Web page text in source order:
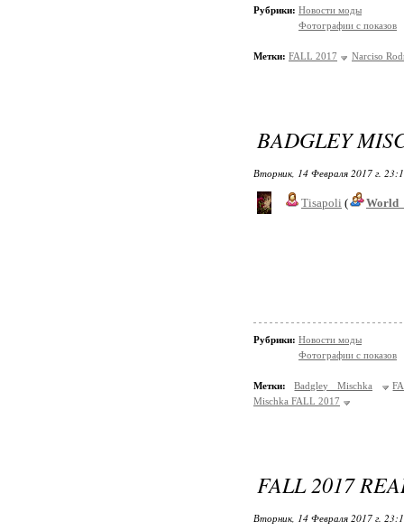
Рубрики: Новости моды
Фотографии с показов
Метки: FALL 2017 Narciso
BADGLEY
Вторник, 14 Февраля 2017 г.
Tisapoli (
Рубрики: Новости моды
Фотографии с показов
Метки: Badgley Mischka
Mischka FALL 2017
FALL 2017
Вторник, 14 Февраля 2017 г.